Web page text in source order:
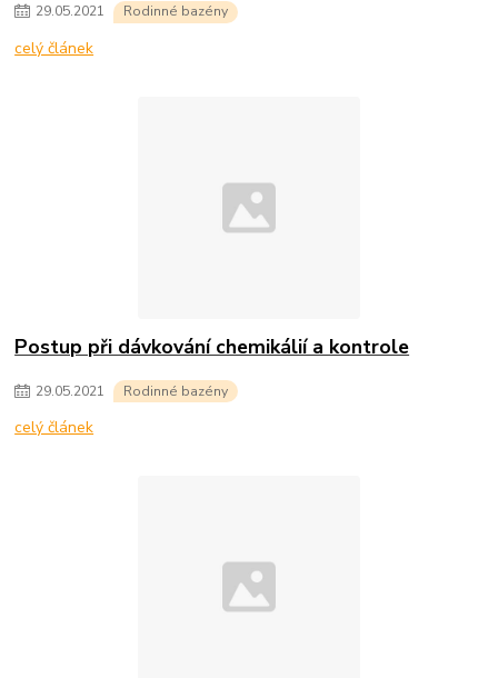
29.05.2021 Rodinné bazény
celý článek
Postup při dávkování chemikálií a kontrole
29.05.2021 Rodinné bazény
celý článek